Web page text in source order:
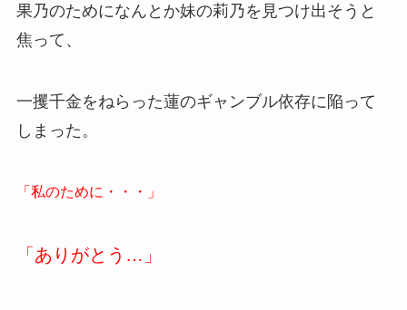
果乃のためになんとか妹の莉乃を見つけ出そうと
焦って、
一攫千金をねらった蓮のギャンブル依存に陥って
しまった。
「私のために・・・」
「ありがとう…」